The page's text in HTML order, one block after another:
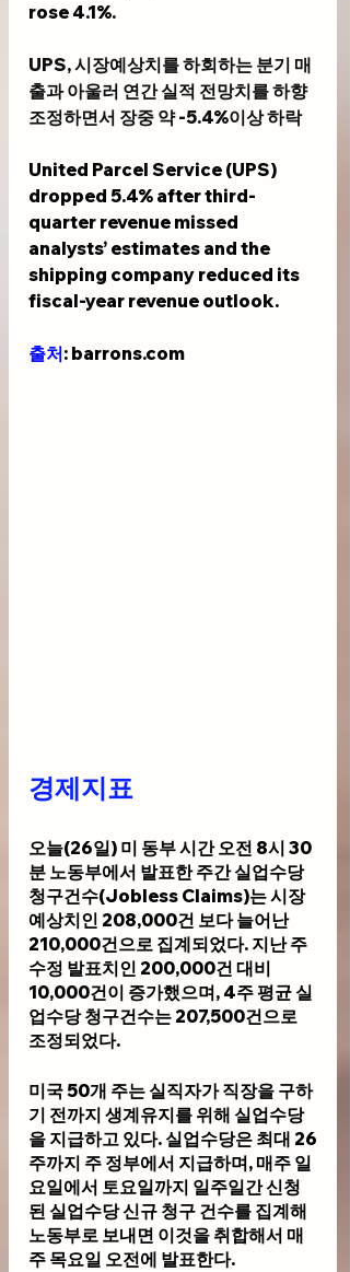
rose 4.1%.
UPS, 시장예상치를 하회하는 분기 매
출과 아울러 연간 실적 전망치를 하향
조정하면서 장중 약 -5.4%이상 하락
United Parcel Service (UPS)
dropped 5.4% after third-
quarter revenue missed
analysts’ estimates and the
shipping company reduced its
fiscal-year revenue outlook.
출처: barrons.com
경제지표
오늘(26일) 미 동부 시간 오전 8시 30
분 노동부에서 발표한 주간 실업수당
청구건수(Jobless Claims)는 시장
예상치인 208,000건 보다 늘어난
210,000건으로 집계되었다. 지난 주
수정 발표치인 200,000건 대비
10,000건이 증가했으며, 4주 평균 실
업수당 청구건수는 207,500건으로
조정되었다.
미국 50개 주는 실직자가 직장을 구하
기 전까지 생계유지를 위해 실업수당
을 지급하고 있다. 실업수당은 최대 26
주까지 주 정부에서 지급하며, 매주 일
요일에서 토요일까지 일주일간 신청
된 실업수당 신규 청구 건수를 집계해
노동부로 보내면 이것을 취합해서 매
주 목요일 오전에 발표한다.